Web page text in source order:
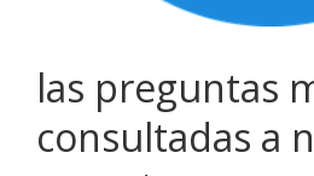
las preguntas
consultadas a